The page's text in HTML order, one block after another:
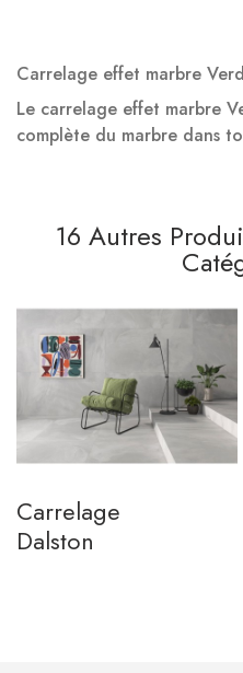
Carrelage effet marbre
Le carrelage effet marbre
complète du marbre dans
16 Autres
Carrelage
Dalston